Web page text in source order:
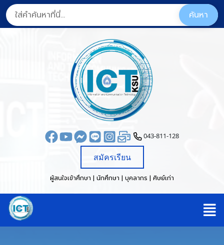
043-811-128
สมัครเรียน
ผู้สนใจเข้าศึกษา | นักศึกษา | บุคลากร | ศิษย์เก่า